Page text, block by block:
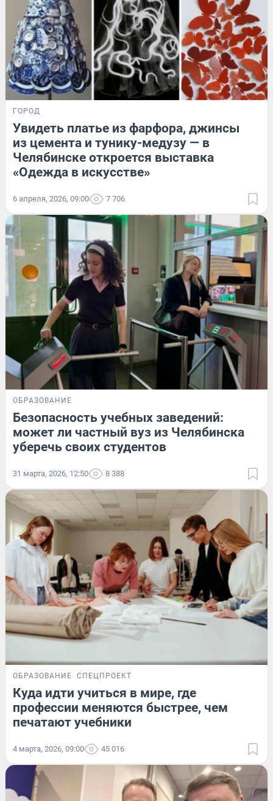
ГОРОД
Увидеть платье из фарфора, джинсы
из цемента и тунику-медузу — в
Челябинске откроется выставка
«Одежда в искусстве»
6 апреля, 2026, 09:00 7 706
ОБРАЗОВАНИЕ
Безопасность учебных заведений:
может ли частный вуз из Челябинска
уберечь своих студентов
31 марта, 2026, 12:50 8 388
ОБРАЗОВАНИЕ СПЕЦПРОЕКТ
Куда идти учиться в мире, где
профессии меняются быстрее, чем
печатают учебники
4 марта, 2026, 09:00 45 016